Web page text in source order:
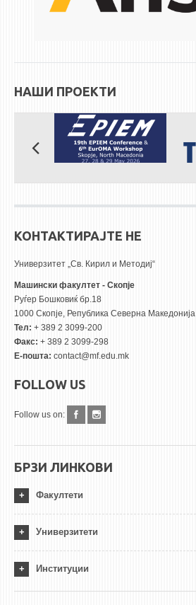
НАШИ ПРОЕКТИ
КОНТАКТИРАЈТЕ НЕ
Универзитет „Св. Кирил и Методиј“
Машински факултет - Скопје
Руѓер Бошковиќ бр.18
1000 Скопје, Република Северна Македонија
Тел: + 389 2 3099-200
Факс: + 389 2 3099-298
Е-пошта: contact@mf.edu.mk
FOLLOW US
Follow us on:
БРЗИ ЛИНКОВИ
Факултети
Универзитети
Институции